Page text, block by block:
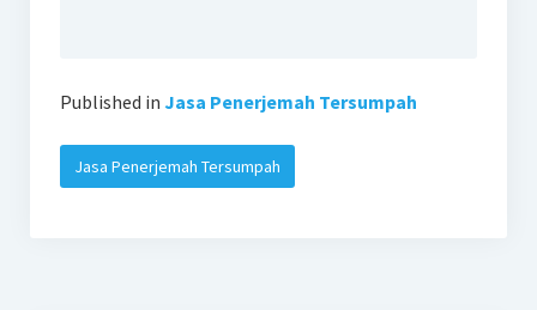
Published in Jasa Penerjemah Tersumpah
Jasa Penerjemah Tersumpah